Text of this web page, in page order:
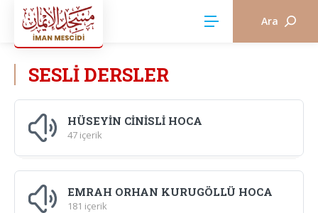
Ara
SESLİ DERSLER
HÜSEYİN CİNİSLİ HOCA
47 içerik
EMRAH ORHAN KURUGÖLLÜ HOCA
181 içerik